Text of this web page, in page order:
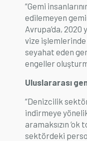
“Gemi
edilemeyen
Avrupa’da, 2020
vize işlemlerinde
seyahat eden
engeller
Uluslararası
“Denizcilik
indirmeye
aramaksızın
sektördeki